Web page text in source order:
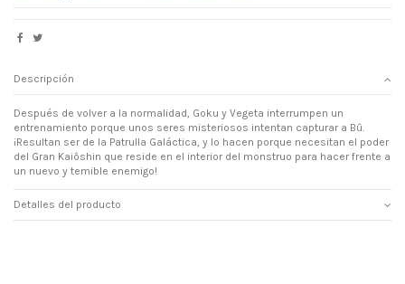
Descripción
Después de volver a la normalidad, Goku y Vegeta interrumpen un
entrenamiento porque unos seres misteriosos intentan capturar a Bû.
¡Resultan ser de la Patrulla Galáctica, y lo hacen porque necesitan el poder
del Gran Kaiôshin que reside en el interior del monstruo para hacer frente a
un nuevo y temible enemigo!
Detalles del producto